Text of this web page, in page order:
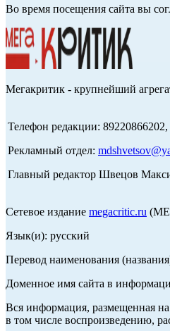
Во время посещения сайта вы
Мегакритик - крупнейший
Телефон редакции:
Рекламный отдел:
Главный редактор Швецов
Сетевое издание megacritic.ru
Язык(и): русский
Перевод наименования
Доменное имя сайта в
Вся информация, размещенная
в том числе воспроизведению,